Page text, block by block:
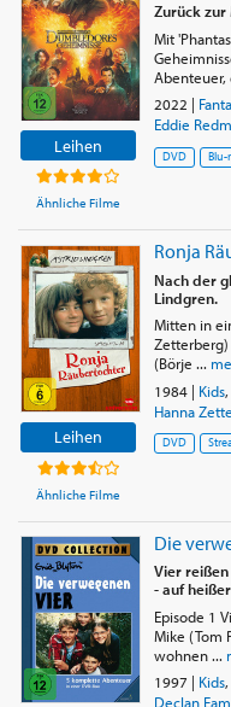
Leihen
Ähnliche Filme
Zurück zur
Mit
Abenteuer,
2022 |
Eddie
DVD Blu-
Leihen
Ähnliche Filme
Ronja
Nach der
Lindgren.
Mitten in
Zetterberg)
(Börje ...
1984| Kids,
Hanna
DVD
Die
Vier
- auf
Episode 1
Mike (Tom
wohnen ...
1997 | Kids,
Declan